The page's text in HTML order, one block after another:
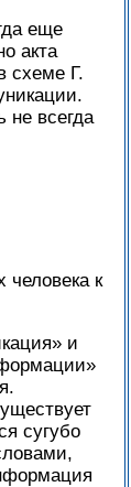
еще
акта
схеме Г.
не всегда
к
и
сугубо